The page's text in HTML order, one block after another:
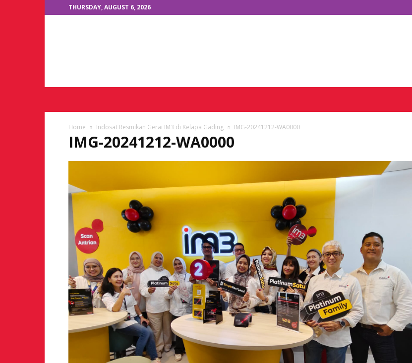
THURSDAY, AUGUST 6, 2026
Home Indosat Resmikan Gerai IM3 di Kelapa Gading IMG-20241212-WA0000
IMG-20241212-WA0000